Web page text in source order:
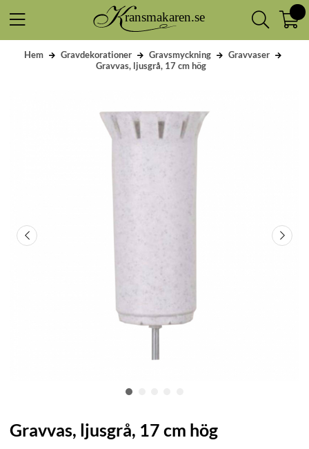
Hem Gravdekorationer Gravsmyckning
Gravvaser
Gravvas, ljusgrå, 17 cm hög
Gravvas, ljusgrå, 17 cm hög